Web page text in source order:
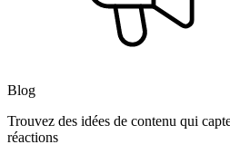
Blog
Trouvez des idées de contenu qui
réactions